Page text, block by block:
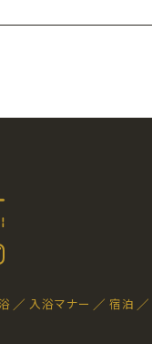
入浴マナー 宿泊